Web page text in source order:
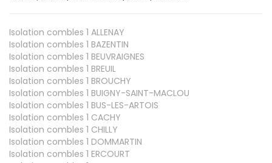
Isolation combles 1 ALLENAY
Isolation combles 1 BAZENTIN
Isolation combles 1 BEUVRAIGNES
Isolation combles 1 BREUIL
Isolation combles 1 BROUCHY
Isolation combles 1 BUIGNY-SAINT-MACLOU
Isolation combles 1 BUS-LES-ARTOIS
Isolation combles 1 CACHY
Isolation combles 1 CHILLY
Isolation combles 1 DOMMARTIN
Isolation combles 1 ERCOURT